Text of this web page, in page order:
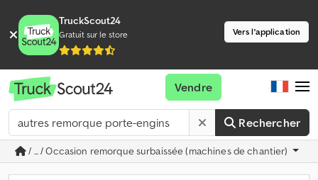
TruckScout24
Gratuit sur le store Vers l'application
Rechercher
Vendre
/ ... / Occasion remorque surbaissée (machines de chantier)